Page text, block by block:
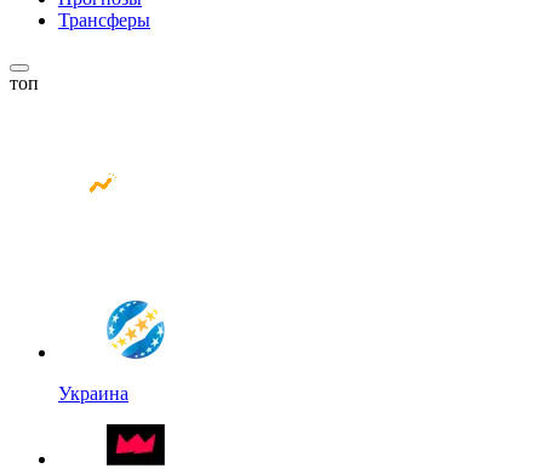
Трансферы
топ
Украина